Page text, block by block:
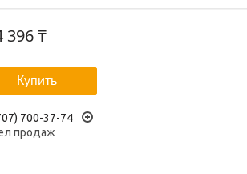
396 ₸
Купить
700-37-74
продаж